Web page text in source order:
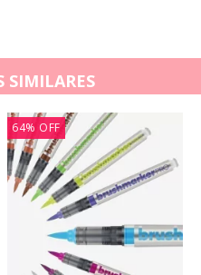
SIMILARES
64% OFF